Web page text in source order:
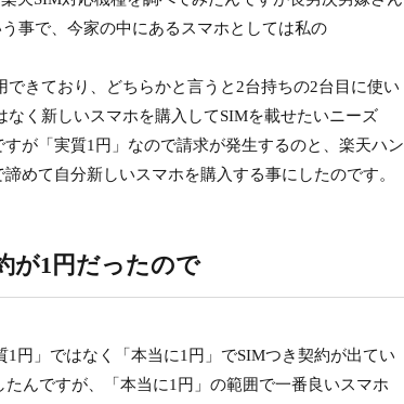
事で、今家の中にあるスマホとしては私の
きており、どちらかと言うと2台持ちの2台目に使い
なく新しいスマホを購入してSIMを載せたいニーズ
が「実質1円」なので請求が発生するのと、楽天ハン
めて自分新しいスマホを購入する事にしたのです。
が1円だったので
円」ではなく「本当に1円」でSIMつき契約が出てい
んですが、「本当に1円」の範囲で一番良いスマホ